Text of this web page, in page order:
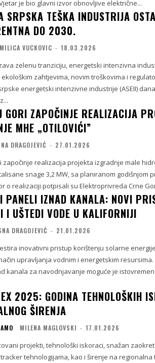
je bio glavni izvor obnovljive električne...
SRPSKA TEŠKA INDUSTRIJA
DO 2030.
MILICA VUCKOVIC - 18.03.2026
zelenu tranziciju, energetski intenzivna
zahtjevima, novim troškovima i
energetski intenzivne industrije (ASEII)
GORI ZAPOČINJE REALIZACIJA
MHE „OTILOVIĆI”
DRAGOJEVIĆ - 27.01.2026
započinje realizacija projekta izgradnje male
snage 3,2 MW, sa planiranom godišnjom
o realizaciji potpisali su Elektroprivreda Crne
PANELI IZNAD KANALA: NOVI
I UŠTEDI VODE U KALIFORNIJI
DRAGOJEVIĆ - 21.01.2026
inovativni pristup korištenju solarne
upravljanja vodnim i energetskim
kanala za navodnjavanje moguće je
2025: GODINA TEHNOLOŠKIH
ŠIRENJA
MILENA MAGLOVSKI - 17.01.2026
projekti, tehnološki iskoraci, snažan
tehnologijama, kao i širenje na regionalna